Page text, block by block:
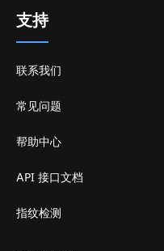
支持
联系我们
常见问题
帮助中心
API 接口文档
指纹检测